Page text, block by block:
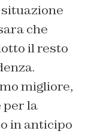
situazione
che
il resto
migliore,
per la
in anticipo